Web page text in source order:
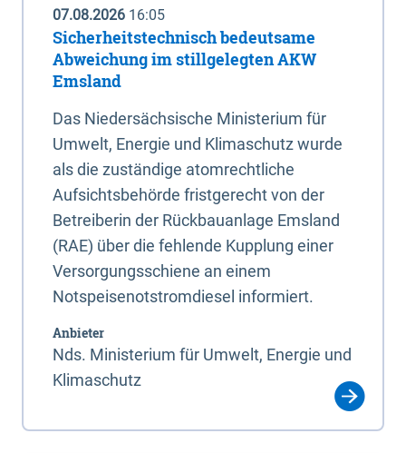
07.08.2026 16:05
Sicherheitstechnisch bedeutsame
Abweichung im stillgelegten AKW
Emsland
Das Niedersächsische Ministerium für
Umwelt, Energie und Klimaschutz wurde
als die zuständige atomrechtliche
Aufsichtsbehörde fristgerecht von der
Betreiberin der Rückbauanlage Emsland
(RAE) über die fehlende Kupplung einer
Versorgungsschiene an einem
Notspeisenotstromdiesel informiert.
Anbieter
Nds. Ministerium für Umwelt, Energie und
Klimaschutz